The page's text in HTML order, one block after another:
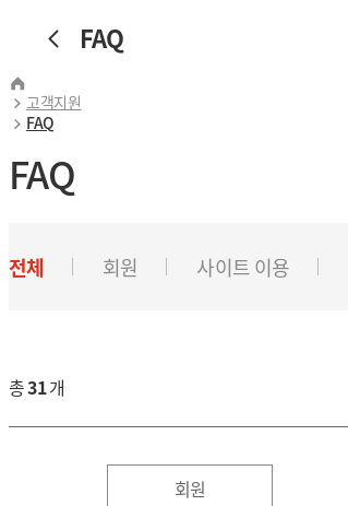
FAQ
고객지원
FAQ
FAQ
전체 회원 사이트 이용
총31개
회원